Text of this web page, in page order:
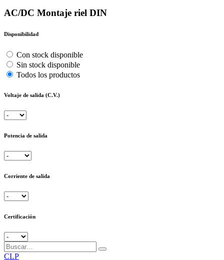
AC/DC Montaje riel DIN
Disponibilidad
Con stock disponible
Sin stock disponible
Todos los productos
Voltaje de salida (C.V.)
Potencia de salida
Corriente de salida
Certificación
CLP